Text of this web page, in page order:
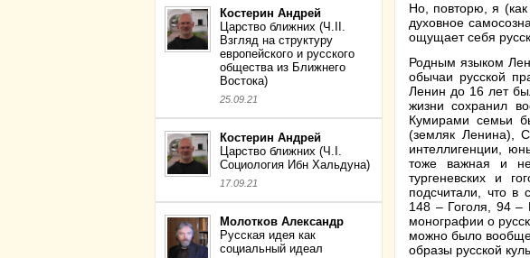
Костерин Андрей
Царство ближних (Ч.II.
Взгляд на структуру
европейского и русского
общества из Ближнего
Востока)
25.09.21
Костерин Андрей
Царство ближних (Ч.I.
Социология Ибн Хальдуна)
17.09.21
Молотков Александр
Русская идея как
социальный идеал
Но, повторю, я
духовное
ощущает себя
Родным языком
обычаи русской
Ленин до 16 лет
жизни сохранил
Кумирами семьи
(земляк Ленина),
интеллигенции,
тоже важная и
тургеневских и
подсчитали, что в
148 – Гоголя, 94 –
монографии о
можно было вообще
образы русской